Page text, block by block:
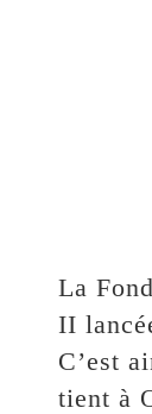
La
II
C’est
tient à